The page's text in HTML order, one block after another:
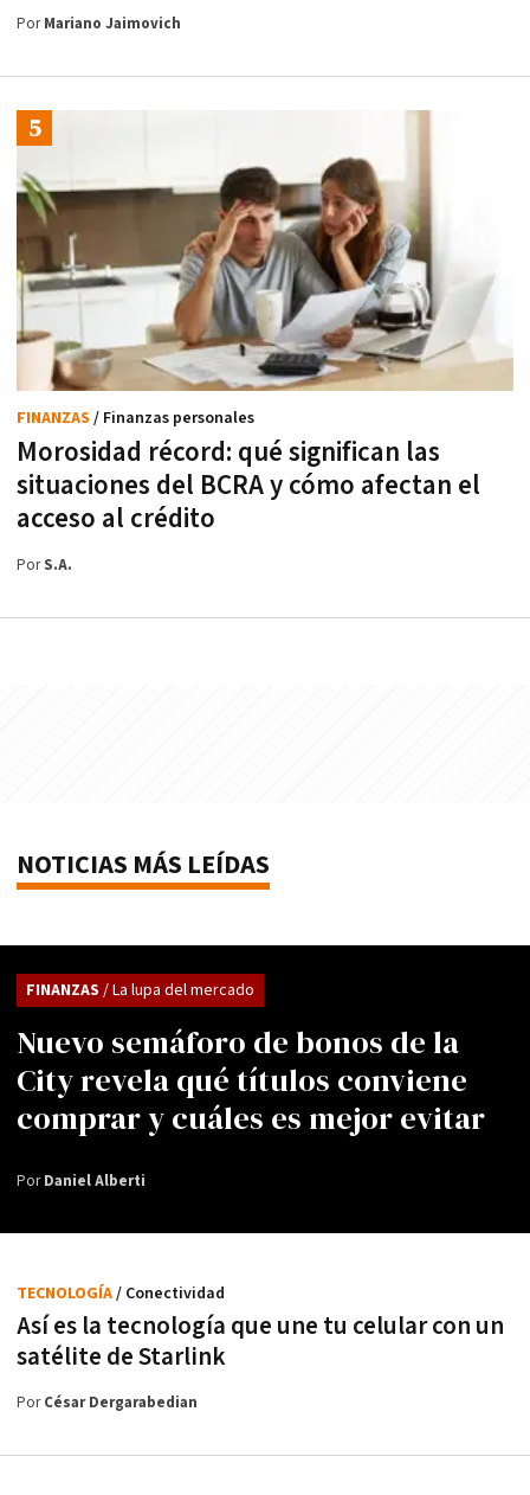
PorMariano Jaimovich
Morosidad récord: qué significan las
situaciones del BCRA y cómo afectan el
acceso al crédito
FINANZAS / Finanzas personales
PorS.A.
NOTICIAS MÁS LEÍDAS
Nuevo semáforo de bonos de la
City revela qué títulos conviene
comprar y cuáles es mejor evitar
FINANZAS / La lupa del mercado
PorDaniel Alberti
Así es la tecnología que une tu celular con un
satélite de Starlink
TECNOLOGÍA/ Conectividad
PorCésar Dergarabedian